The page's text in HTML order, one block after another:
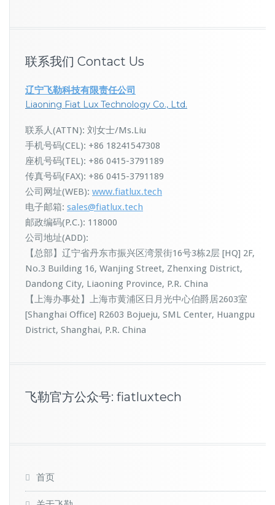
联系我们 Contact Us
辽宁飞勒科技有限责任公司
Liaoning Fiat Lux Technology Co., Ltd.
联系人(ATTN): 刘女士/Ms.Liu
手机号码(CEL): +86 18241547308
座机号码(TEL): +86 0415-3791189
传真号码(FAX): +86 0415-3791189
公司网址(WEB): www.fiatlux.tech
电子邮箱: sales@fiatlux.tech
邮政编码(P.C.): 118000
公司地址(ADD):
【总部】辽宁省丹东市振兴区湾景街16号3栋2层 [HQ] 2F,
No.3 Building 16, Wanjing Street, Zhenxing District,
Dandong City, Liaoning Province, P.R. China
【上海办事处】上海市黄浦区日月光中心伯爵居2603室
[Shanghai Office] R2603 Bojueju, SML Center, Huangpu
District, Shanghai, P.R. China
飞勒官方公众号: fiatluxtech
首页